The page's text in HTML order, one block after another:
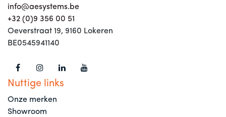
info@aesystems.be
+32 (0)9 356 00 51
Oeverstraat 19, 9160 Lokeren
BE0545941140
Nuttige links
Onze merken
Showroom